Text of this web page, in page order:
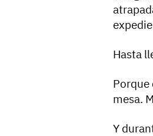
Hasta
Porque
mesa.
Y